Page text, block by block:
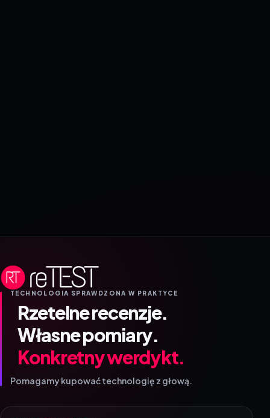
TECHNOLOGIA SPRAWDZONA W PRAKTYCE
Rzetelne recenzje.
Własne pomiary.
Konkretny werdykt.
Pomagamy kupować technologię z głową.